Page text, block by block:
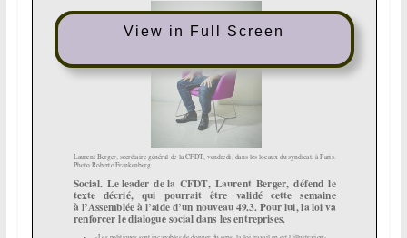
View in Full Screen